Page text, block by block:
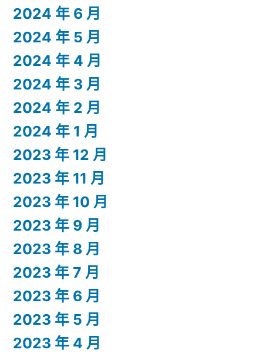
2024 年 6 月
2024 年 5 月
2024 年 4 月
2024 年 3 月
2024 年 2 月
2024 年 1 月
2023 年 12 月
2023 年 11 月
2023 年 10 月
2023 年 9 月
2023 年 8 月
2023 年 7 月
2023 年 6 月
2023 年 5 月
2023 年 4 月